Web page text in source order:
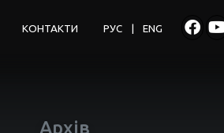
КОНТАКТИ РУС ENG
Архів